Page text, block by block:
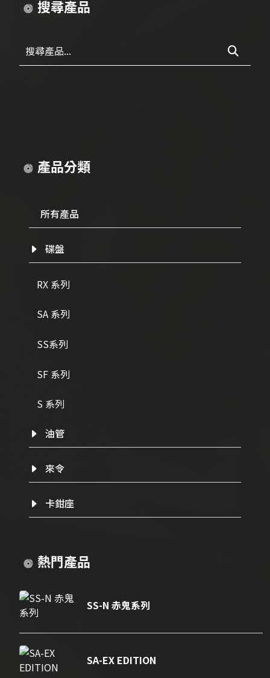
搜尋產品
產品分類
所有產品
碟盤
RX 系列
SA 系列
SS系列
SF 系列
S 系列
油管
來令
卡鉗座
熱門產品
SS-N 赤鬼系列
SA-EX EDITION